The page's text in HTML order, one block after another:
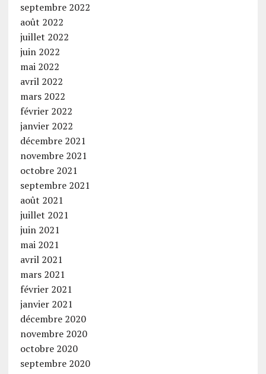
septembre 2022
août 2022
juillet 2022
juin 2022
mai 2022
avril 2022
mars 2022
février 2022
janvier 2022
décembre 2021
novembre 2021
octobre 2021
septembre 2021
août 2021
juillet 2021
juin 2021
mai 2021
avril 2021
mars 2021
février 2021
janvier 2021
décembre 2020
novembre 2020
octobre 2020
septembre 2020